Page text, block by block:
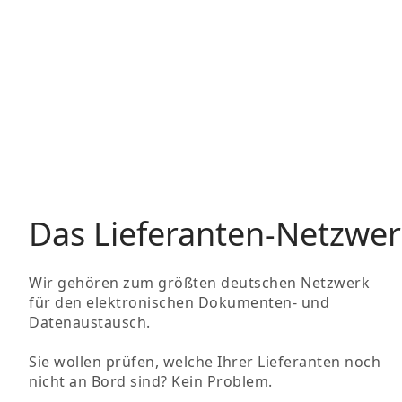
Das Lieferanten-
Wir gehören zum größten deutschen Netzwerk
für den elektronischen Dokumenten- und
Datenaustausch.
Sie wollen prüfen, welche Ihrer Lieferanten noch
nicht an Bord sind? Kein Problem.